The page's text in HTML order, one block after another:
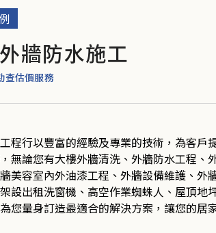
牆防水施工
查估價服務
程行以豐富的經驗及專業的技術，為客戶
無論您有大樓外牆清洗、外牆防水工程、
美容室內外油漆工程、外牆設備維護、外
設出租洗窗機、高空作業蜘蛛人、屋頂地
您量身訂造最適合的解決方案，讓您的居